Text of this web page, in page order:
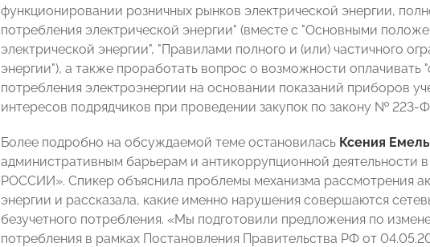
функционировании розничных рынков электрической энергии,
потребления электрической энергии" (вместе с "Основными
электрической энергии", "Правилами полного и (или) частичного
энергии"), а также проработать вопрос о возможности оплачивать
потребления электроэнергии на основании показаний приборов
интересов подрядчиков при проведении закупок по закону № 223-
Более подробно на обсуждаемой теме остановилась Ксения
административным барьерам и антикоррупционной
РОССИИ». Спикер объяснила проблемы механизма рассмотрения
энергии и рассказала, какие именно нарушения совершаются
безучетного потребления. «Мы подготовили предложения по
потребления в рамках Постановления Правительства РФ от